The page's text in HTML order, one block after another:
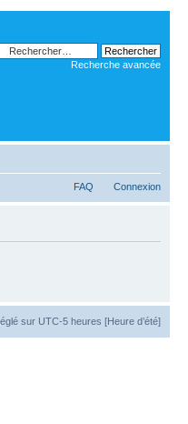
Recherche avancée
FAQ Connexion
sur UTC-5 heures [Heure d’été]